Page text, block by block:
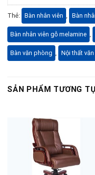
Thẻ: Bàn nhân viên Bàn
Bàn nhân viên gỗ melamine
Bàn văn phòng Nội thất
SẢN PHẨM TƯƠNG